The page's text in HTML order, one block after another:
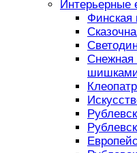
Интерьерные
Финская
Снежная